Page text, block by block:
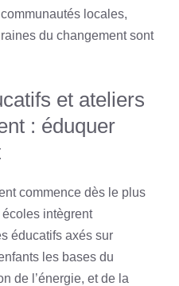
locales,
du changement sont
et ateliers
: éduquer
commence dès le plus
intègrent
éducatifs axés sur
les bases du
de l’énergie, et de la